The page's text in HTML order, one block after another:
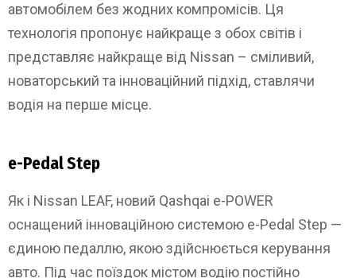
автомобілем без жодних компромісів. Ця
технологія пропонує найкраще з обох світів і
представляє найкраще від Nissan – сміливий,
новаторський та інноваційний підхід, ставлячи
водія на перше місце.
e-Pedal Step
Як і Nissan LEAF, новий Qashqai e-POWER
оснащений інноваційною системою e-Pedal Step —
єдиною педаллю, якою здійснюється керування
авто. Під час поїздок містом водію постійно